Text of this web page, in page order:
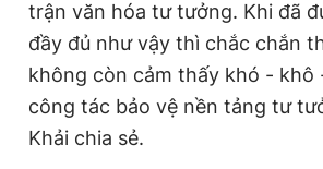
trận văn hóa tư tưởng. Khi đã
đầy đủ như vậy thì chắc chắn
không còn cảm thấy khó - khô
công tác bảo vệ nền tảng tư
Khải chia sẻ.